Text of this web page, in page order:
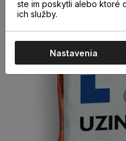
ste im poskytli alebo ktoré
ich služby.
Nastavenia